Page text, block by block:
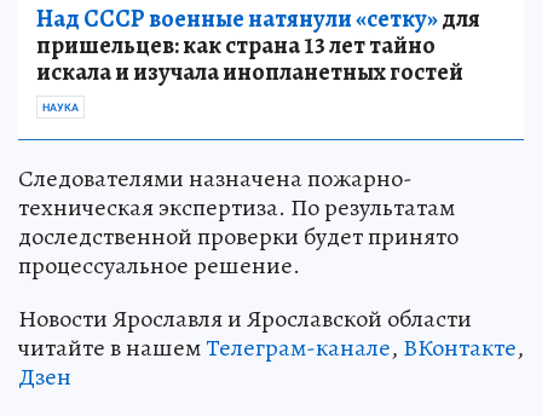
Над СССР военные натянули «сетку»для
пришельцев: как страна 13 лет тайно
искала и изучала инопланетных гостей
НАУКА
Следователями назначена пожарно-
техническая экспертиза. По результатам
доследственной проверки будет принято
процессуальное решение.
Новости Ярославля и Ярославской области
читайте в нашемТелеграм-канале, ВКонтакте,
Дзен